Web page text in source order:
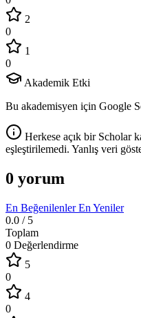
2
0
1
0
Akademik Etki
Bu akademisyen için Google
Herkese açık bir Scholar
eşleştirilemedi. Yanlış veri
0 yorum
En BeğenilenlerEn Yeniler
0.0 / 5
Toplam
0 Değerlendirme
5
0
4
0